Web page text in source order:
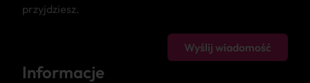
przyjdziesz.
Wyślij wiadomość
Informacje